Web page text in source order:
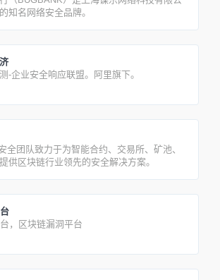
知名网络安全品牌。
-企业安全响应联盟。阿里旗下。
全团队致力于为智能合约、交易所、矿池、
供区块链行业领先的安全解决方案。
，区块链漏洞平台